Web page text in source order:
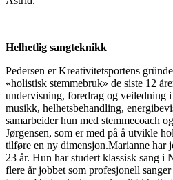
Helhetlig sangteknikk
Pedersen er Kreativitetsportens
«holistisk stemmebruk» de siste 12
undervisning, foredrag og veiledning
musikk, helhetsbehandling,
samarbeider hun med stemmecoach
Jørgensen, som er med på å utvikle
tilføre en ny dimensjon.Marianne har
23 år. Hun har studert klassisk sang i
flere år jobbet som profesjonell